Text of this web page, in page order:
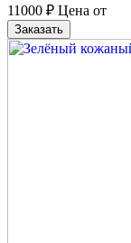
11000 ₽ Цена от
Заказать